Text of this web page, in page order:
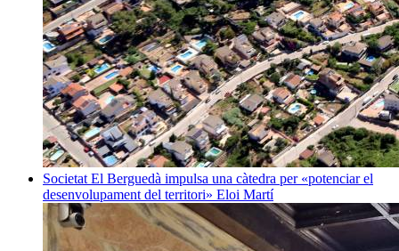
Societat El Berguedà impulsa una càtedra per «potenciar el
desenvolupament del territori» Eloi Martí